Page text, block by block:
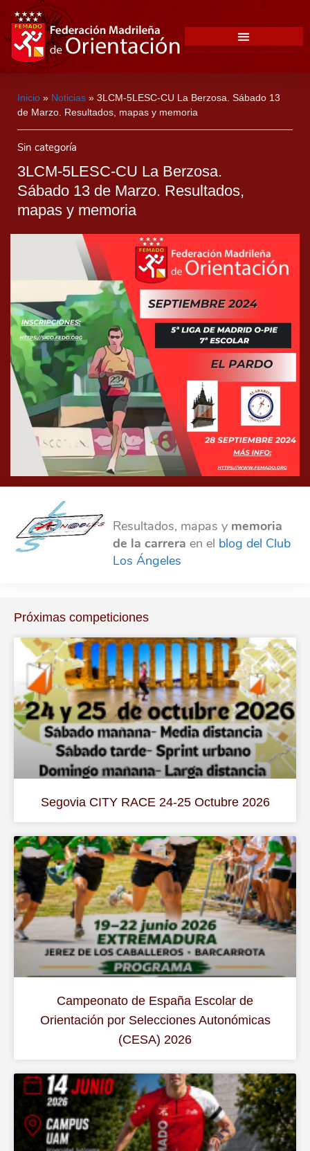
Inicio » Noticias » 3LCM-5LESC-CU La Berzosa. Sábado 13
de Marzo. Resultados, mapas y memoria
Sin categoría
3LCM-5LESC-CU La Berzosa.
Sábado 13 de Marzo. Resultados,
mapas y memoria
Resultados, mapas y memoria
de la carrera en el blog del Club
Los Ángeles
Próximas competiciones
Segovia CITY RACE 24-25 Octubre 2026
Campeonato de España Escolar de
Orientación por Selecciones Autonómicas
(CESA) 2026